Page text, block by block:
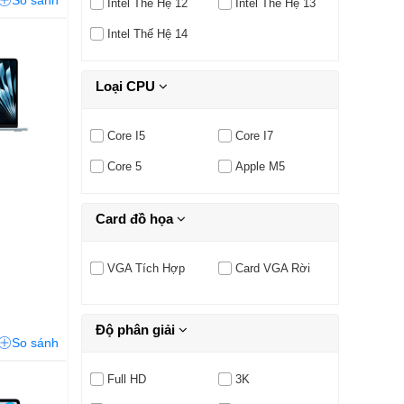
So sánh
Intel Thế Hệ 12 Intel Thế Hệ 13
Intel Thế Hệ 14
Loại CPU
Core I5 Core I7
Core 5 Apple M5
Card đồ họa
VGA Tích Hợp Card VGA Rời
Độ phân giải
Full HD 3K